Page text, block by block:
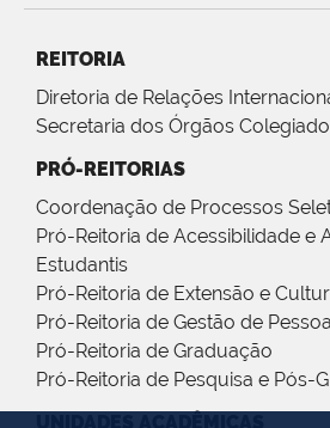
REITORIA
Diretoria de Relações
Secretaria dos Órgãos
PRÓ-REITORIAS
Coordenação de Processos
Pró-Reitoria de Acessibilidade e
Estudantis
Pró-Reitoria de Extensão e
Pró-Reitoria de Gestão de
Pró-Reitoria de Graduação
Pró-Reitoria de Pesquisa e Pós-